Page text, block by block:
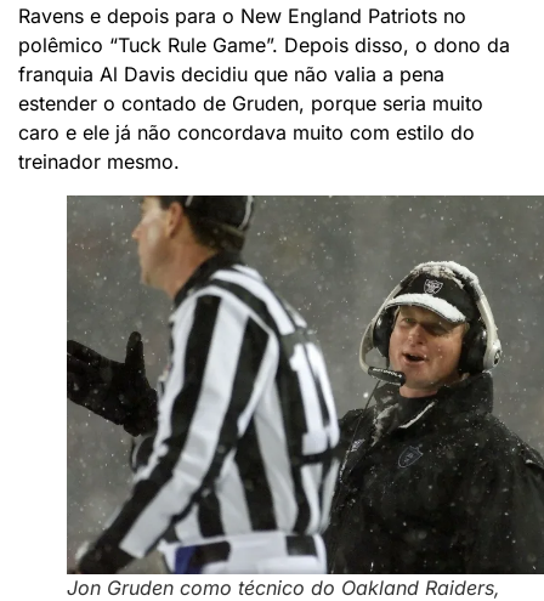
Ravens e depois para o New England Patriots no
polêmico “Tuck Rule Game”. Depois disso, o dono da
franquia Al Davis decidiu que não valia a pena
estender o contado de Gruden, porque seria muito
caro e ele já não concordava muito com estilo do
treinador mesmo.
Jon Gruden como técnico do Oakland Raiders,